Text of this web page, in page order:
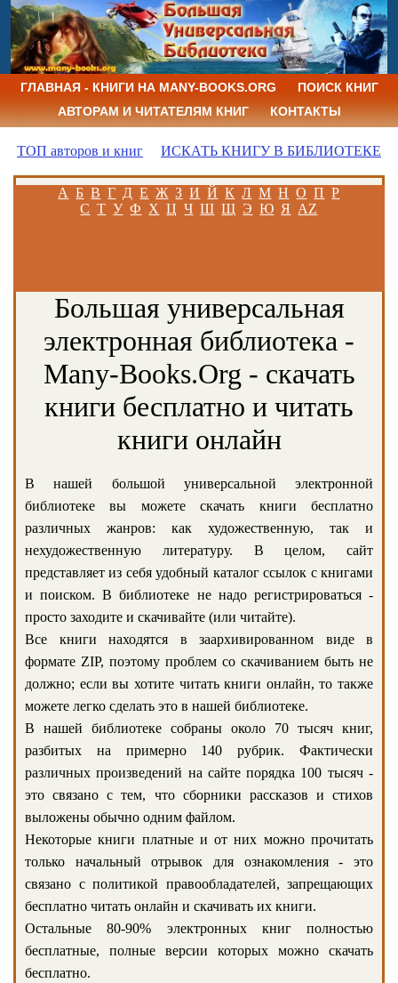
ГЛАВНАЯ - КНИГИ НА MANY-BOOKS.ORG
ПОИСК КНИГ
АВТОРАМ И ЧИТАТЕЛЯМ КНИГ
КОНТАКТЫ
ТОП авторов и книг ИСКАТЬ КНИГУ В БИБЛИОТЕКЕ
А Б В Г Д Е Ж З И Й К Л М Н О П Р
С Т У Ф Х Ц Ч Ш Щ Э Ю Я AZ
Большая универсальная
электронная библиотека -
Many-Books.Org - скачать
книги бесплатно и читать
книги онлайн
В нашей большой универсальной электронной
библиотеке вы можете скачать книги бесплатно
различных жанров: как художественную, так и
нехудожественную литературу. В целом, сайт
представляет из себя удобный каталог ссылок с книгами
и поиском. В библиотеке не надо регистрироваться -
просто заходите и скачивайте (или читайте).
Все книги находятся в заархивированном виде в
формате ZIP, поэтому проблем со скачиванием быть не
должно; если вы хотите читать книги онлайн, то также
можете легко сделать это в нашей библиотеке.
В нашей библиотеке собраны около 70 тысяч книг,
разбитых на примерно 140 рубрик. Фактически
различных произведений на сайте порядка 100 тысяч -
это связано с тем, что сборники рассказов и стихов
выложены обычно одним файлом.
Некоторые книги платные и от них можно прочитать
только начальный отрывок для ознакомления - это
связано с политикой правообладателей, запрещающих
бесплатно читать онлайн и скачивать их книги.
Остальные 80-90% электронных книг полностью
бесплатные, полные версии которых можно скачать
бесплатно.